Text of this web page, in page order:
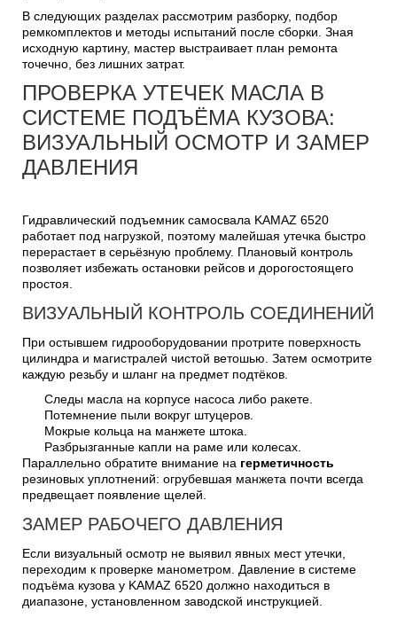
В следующих разделах рассмотрим разборку, подбор
ремкомплектов и методы испытаний после сборки. Зная
исходную картину, мастер выстраивает план ремонта
точечно, без лишних затрат.
ПРОВЕРКА УТЕЧЕК МАСЛА В
СИСТЕМЕ ПОДЪЁМА КУЗОВА:
ВИЗУАЛЬНЫЙ ОСМОТР И ЗАМЕР
ДАВЛЕНИЯ
Гидравлический подъемник самосвала KAMAZ 6520
работает под нагрузкой, поэтому малейшая утечка быстро
перерастает в серьёзную проблему. Плановый контроль
позволяет избежать остановки рейсов и дорогостоящего
простоя.
ВИЗУАЛЬНЫЙ КОНТРОЛЬ СОЕДИНЕНИЙ
При остывшем гидрооборудовании протрите поверхность
цилиндра и магистралей чистой ветошью. Затем осмотрите
каждую резьбу и шланг на предмет подтёков.
Следы масла на корпусе насоса либо ракете.
Потемнение пыли вокруг штуцеров.
Мокрые кольца на манжете штока.
Разбрызганные капли на раме или колесах.
Параллельно обратите внимание на герметичность
резиновых уплотнений: огрубевшая манжета почти всегда
предвещает появление щелей.
ЗАМЕР РАБОЧЕГО ДАВЛЕНИЯ
Если визуальный осмотр не выявил явных мест утечки,
переходим к проверке манометром. Давление в системе
подъёма кузова у KAMAZ 6520 должно находиться в
диапазоне, установленном заводской инструкцией.